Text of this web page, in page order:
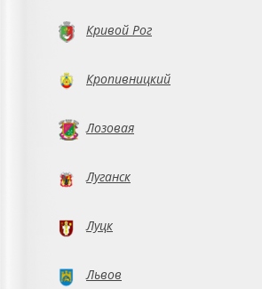
Кривой Рог
Кропивницкий
Лозовая
Луганск
Луцк
Львов